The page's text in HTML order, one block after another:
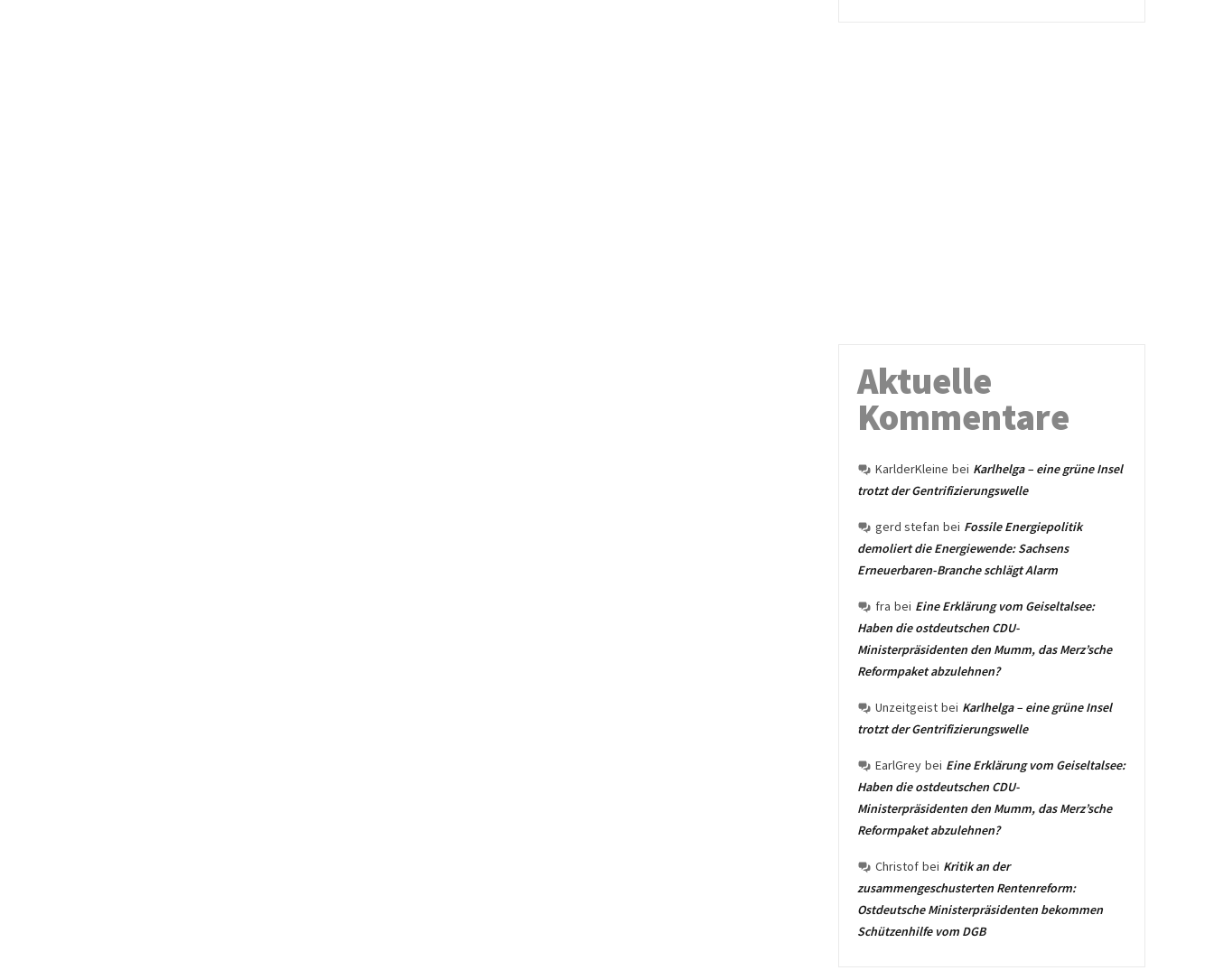
Aktuelle
Kommentare
KarlderKleine bei Karlhelga – eine grüne Insel
trotzt der Gentrifizierungswelle
gerd stefan bei Fossile Energiepolitik
demoliert die Energiewende: Sachsens
Erneuerbaren-Branche schlägt Alarm
fra bei Eine Erklärung vom Geiseltalsee:
Haben die ostdeutschen CDU-
Ministerpräsidenten den Mumm, das Merz’sche
Reformpaket abzulehnen?
Unzeitgeist bei Karlhelga – eine grüne Insel
trotzt der Gentrifizierungswelle
EarlGrey bei Eine Erklärung vom Geiseltalsee:
Haben die ostdeutschen CDU-
Ministerpräsidenten den Mumm, das Merz’sche
Reformpaket abzulehnen?
Christof bei Kritik an der
zusammengeschusterten Rentenreform:
Ostdeutsche Ministerpräsidenten bekommen
Schützenhilfe vom DGB